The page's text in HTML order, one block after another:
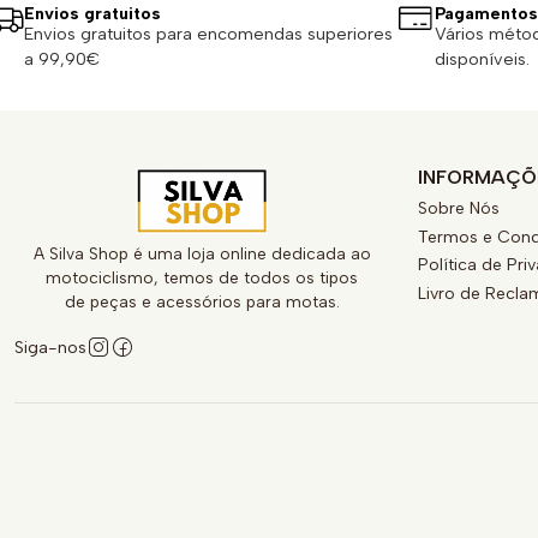
Envios gratuitos
Envios gratuitos para encomendas superiores
a 99,90€
Vários
disponíveis.
A Silva Shop é uma loja online dedicada ao
motociclismo, temos de todos os tipos
de peças e acessórios para motas.
Siga-nos
Sobre Nós
Termos e
Política de
Livro de